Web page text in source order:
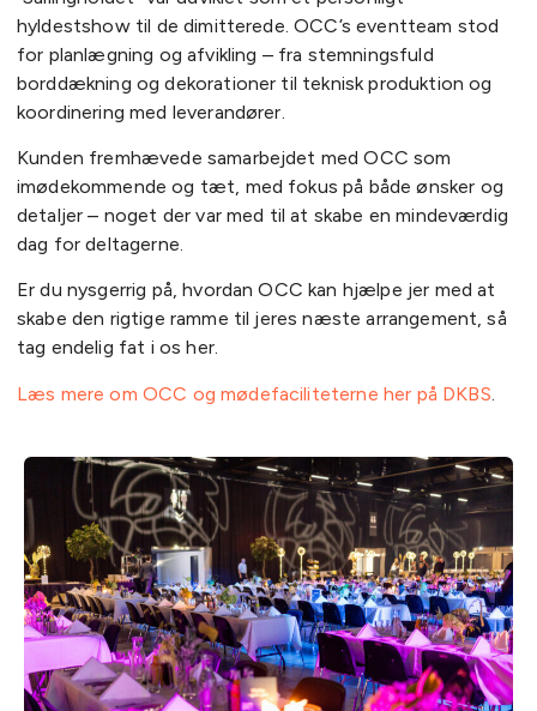
hyldestshow til de dimitterede. OCC’s eventteam stod
for planlægning og afvikling – fra stemningsfuld
borddækning og dekorationer til teknisk produktion og
koordinering med leverandører.
Kunden fremhævede samarbejdet med OCC som
imødekommende og tæt, med fokus på både ønsker og
detaljer – noget der var med til at skabe en mindeværdig
dag for deltagerne.
Er du nysgerrig på, hvordan OCC kan hjælpe jer med at
skabe den rigtige ramme til jeres næste arrangement, så
tag endelig fat i os her.
Læs mere om OCC og mødefaciliteterne her på DKBS